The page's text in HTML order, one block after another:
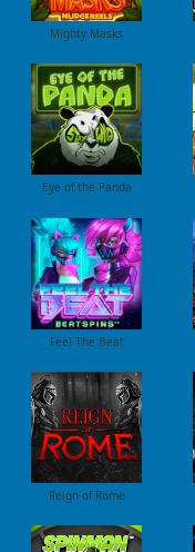
Mighty Masks
Eye of the Panda
Feel The Beat
Reign of Rome